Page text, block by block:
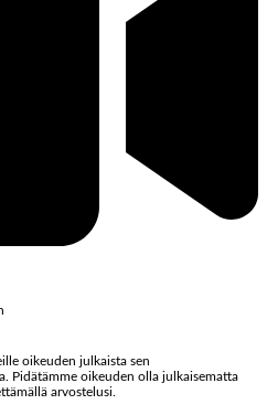
oikeuden julkaista sen
Pidätämme oikeuden olla julkaisematta
arvostelusi.